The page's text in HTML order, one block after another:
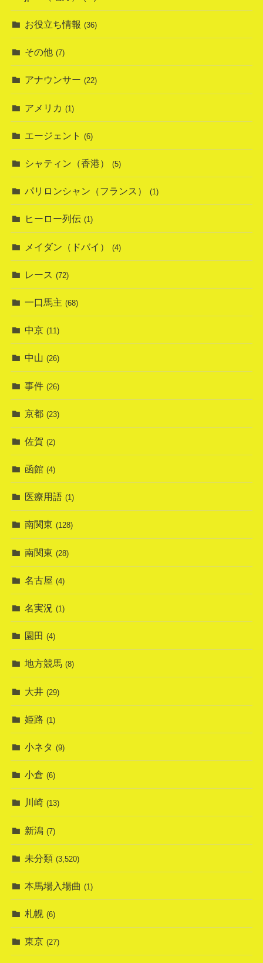
お役立ち情報 (36)
その他 (7)
アナウンサー (22)
アメリカ (1)
エージェント (6)
シャティン（香港） (5)
パリロンシャン（フランス） (1)
ヒーロー列伝 (1)
メイダン（ドバイ） (4)
レース (72)
一口馬主 (68)
中京 (11)
中山 (26)
事件 (26)
京都 (23)
佐賀 (2)
函館 (4)
医療用語 (1)
南関東 (128)
南関東 (28)
名古屋 (4)
名実況 (1)
園田 (4)
地方競馬 (8)
大井 (29)
姫路 (1)
小ネタ (9)
小倉 (6)
川崎 (13)
新潟 (7)
未分類 (3,520)
本馬場入場曲 (1)
札幌 (6)
東京 (27)